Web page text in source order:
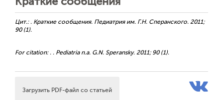
Цит.: . Краткие сообщения. Педиатрия им. Г.Н. Сперанского. 2011;
90 (1).
For citation: . . Pediatria n.a. G.N. Speransky. 2011; 90 (1).
Загрузить PDF-файл со статьей